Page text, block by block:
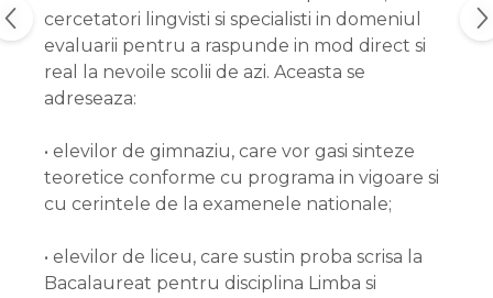
cercetatori lingvisti si specialisti in domeniul
evaluarii pentru a raspunde in mod direct si
real la nevoile scolii de azi. Aceasta se
adreseaza:
• elevilor de gimnaziu, care vor gasi sinteze
teoretice conforme cu programa in vigoare si
cu cerintele de la examenele nationale;
• elevilor de liceu, care sustin proba scrisa la
Bacalaureat pentru disciplina Limba si